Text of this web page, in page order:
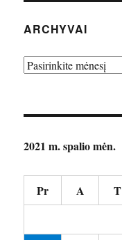
ARCHYVAI
Archyvai
2021 m. spalio mėn.
Pr A T